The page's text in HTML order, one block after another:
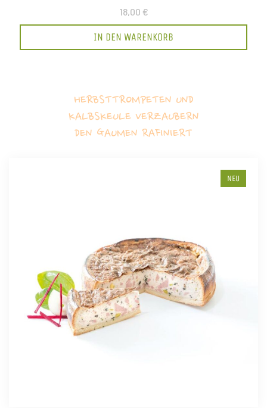
18,00 €
IN DEN WARENKORB
HERBSTTROMPETEN UND
KALBSKEULE VERZAUBERN
DEN GAUMEN RAFINIERT
NEU